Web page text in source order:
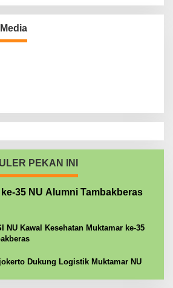
PEKAN INI
35 NU Alumni Tambakberas
NU Kawal Kesehatan Muktamar ke-35
Dukung Logistik Muktamar NU